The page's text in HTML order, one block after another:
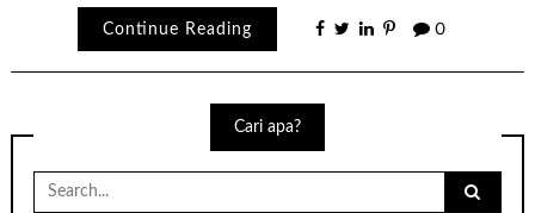
Continue Reading 0
Cari apa?
Search
for: